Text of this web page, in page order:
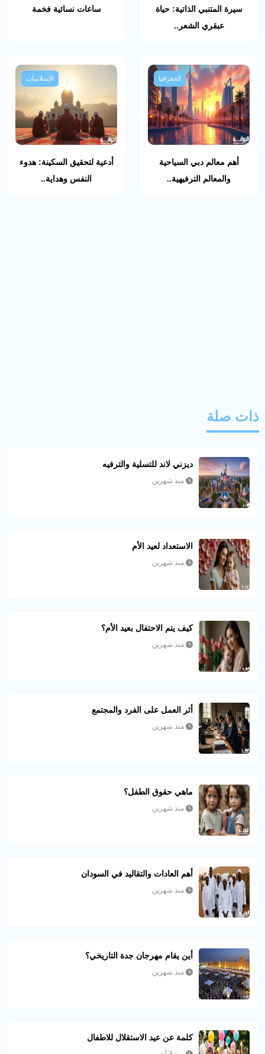
سيرة المتنبي الذاتية: حياة
عبقري الشعر..
ساعات نسائية فخمة
الجغرافيا
أهم معالم دبي السياحية
والمعالم الترفيهية..
الإسلاميات
أدعية لتحقيق السكينة: هدوء
النفس وهداية..
ذات صلة
ديزني لاند للتسلية والترفيه
منذ شهرين
الاستعداد لعيد الأم
منذ شهرين
كيف يتم الاحتفال بعيد الأم؟
منذ شهرين
أثر العمل على الفرد والمجتمع
منذ شهرين
ماهي حقوق الطفل؟
منذ شهرين
أهم العادات والتقاليد في السودان
منذ شهرين
أين يقام مهرجان جدة التاريخي؟
منذ شهرين
كلمة عن عيد الاستقلال للاطفال